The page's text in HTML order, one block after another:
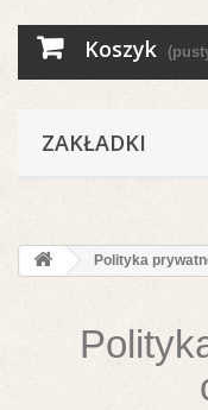
Koszyk
ZAKŁADKI
Polityka